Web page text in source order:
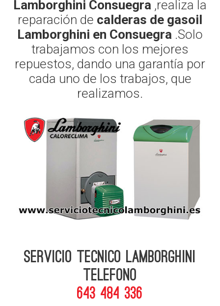
Lamborghini Consuegra ,realiza la
reparación de calderas de gasoil
Lamborghini en Consuegra .Solo
trabajamos con los mejores
repuestos, dando una garantía por
cada uno de los trabajos, que
realizamos.
Servicio Tecnico Lamborghini
telefono
643 484 336